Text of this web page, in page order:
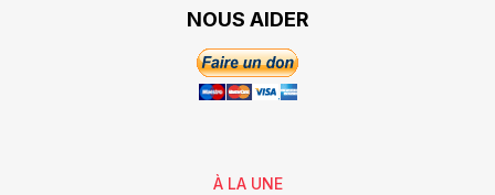
NOUS AIDER
À LA UNE